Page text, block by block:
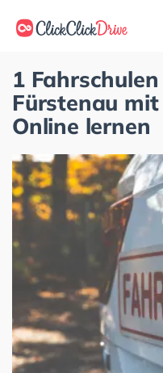
1
Fürstenau
Online lernen